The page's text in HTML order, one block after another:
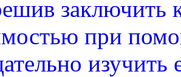
заключить
при